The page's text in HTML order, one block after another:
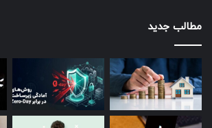
مطالب جدید